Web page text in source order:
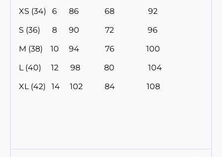
XS (34) 6 86 68 92
S (36) 8 90 72 96
M (38) 10 94 76 100
L (40) 12 98 80 104
XL (42) 14 102 84 108